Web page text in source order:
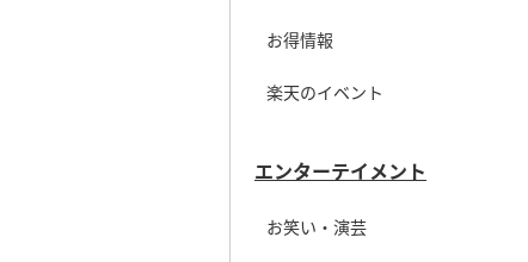
お得情報
楽天のイベント
エンターテイメント
お笑い・演芸